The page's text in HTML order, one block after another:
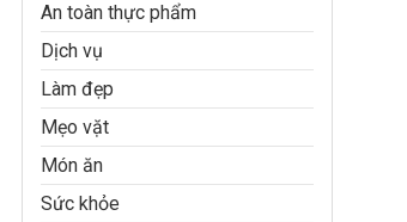
An toàn thực phẩm
Dịch vụ
Làm đẹp
Mẹo vặt
Món ăn
Sức khỏe